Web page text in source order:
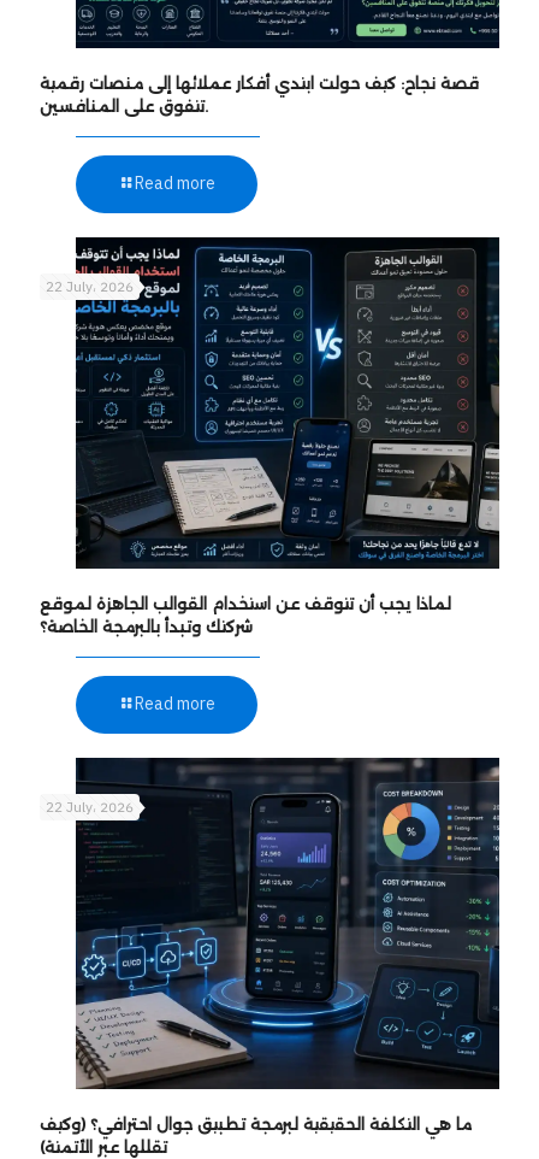
قصة نجاح: كيف حولت ابتدي أفكار عملائها إلى منصات رقمية
تتفوق على المنافسين.
Read more
22 July، 2026
لماذا يجب أن تتوقف عن استخدام القوالب الجاهزة لموقع
شركتك وتبدأ بالبرمجة الخاصة؟
Read more
22 July، 2026
ما هي التكلفة الحقيقية لبرمجة تطبيق جوال احترافي؟ (وكيف
تقللها عبر الأتمتة)